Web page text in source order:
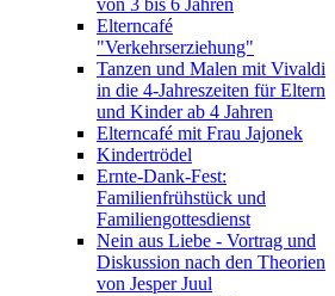
Elterncafé
"Verkehrserziehung"
Tanzen und Malen mit Vivaldi
in die 4-Jahreszeiten für Eltern
und Kinder ab 4 Jahren
Elterncafé mit Frau Jajonek
Kindertrödel
Ernte-Dank-Fest:
Familienfrühstück und
Familiengottesdienst
Nein aus Liebe - Vortrag und
Diskussion nach den Theorien
von Jesper Juul